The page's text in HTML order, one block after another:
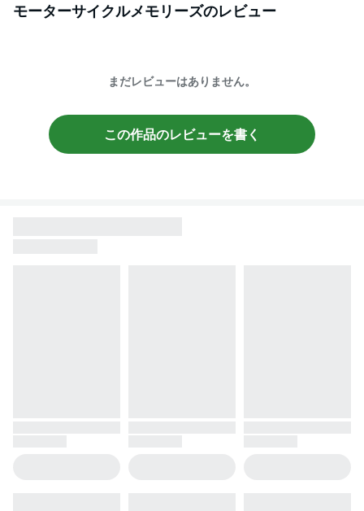
モーターサイクルメモリーズのレビュー
まだレビューはありません。
この作品のレビューを書く